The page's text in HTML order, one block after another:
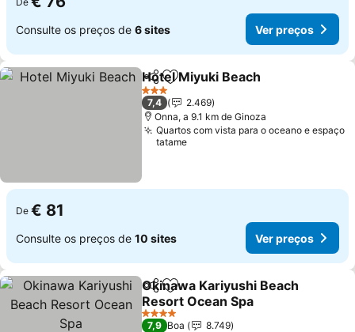
Consulte os preços de 6 sites Ver preços
PartilharAdicionar aos favoritos
Hotel Miyuki Beach
3 Estrelas
7,4
2.469
Onna, a 9.1 km de Ginoza
Quartos com vista para o oceano e espaço
tatame
De € 81
Consulte os preços de 10 sites Ver preços
PartilharAdicionar aos favoritos
Okinawa Kariyushi Beach
Resort Ocean Spa
Ver preços
4 Estrelas
7,9 Boa
8.749